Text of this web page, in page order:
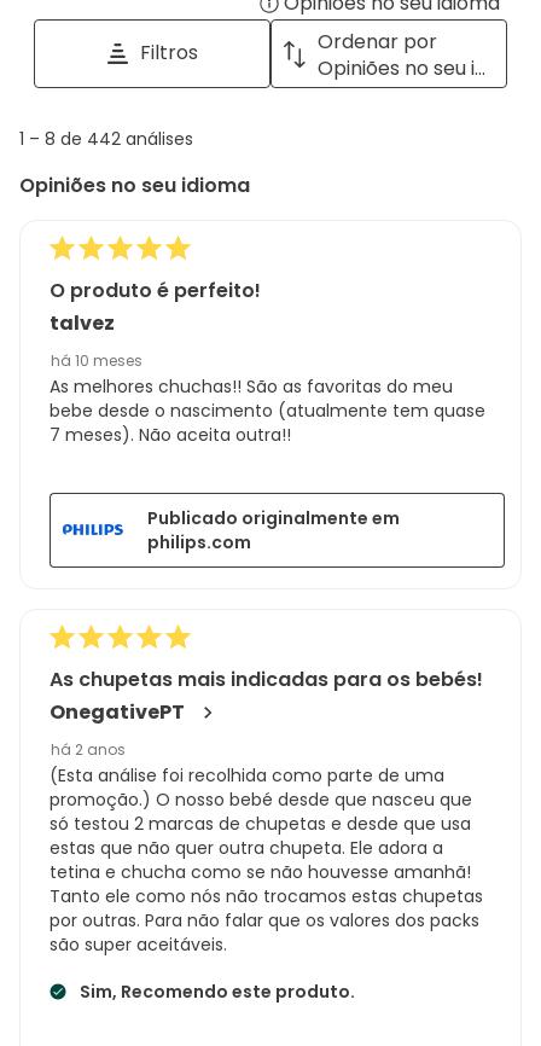
a
with
Filtros
Ordenar por
Opiniões no seu idioma
1
8
442
análises
1 – 8 de 442 análises
Opiniões no seu idioma
O produto é perfeito!
talvez
há 10 meses
As melhores chuchas!! São as favoritas do meu
bebe desde o nascimento (atualmente tem quase
7 meses). Não aceita outra!!
Publicado originalmente em
philips.com
As chupetas mais indicadas para os bebés!
OnegativePT
há 2 anos
(Esta análise foi recolhida como parte de uma
promoção.) O nosso bebé desde que nasceu que
só testou 2 marcas de chupetas e desde que usa
estas que não quer outra chupeta. Ele adora a
tetina e chucha como se não houvesse amanhã!
Tanto ele como nós não trocamos estas chupetas
por outras. Para não falar que os valores dos packs
são super aceitáveis.
Sim, Recomendo este produto.